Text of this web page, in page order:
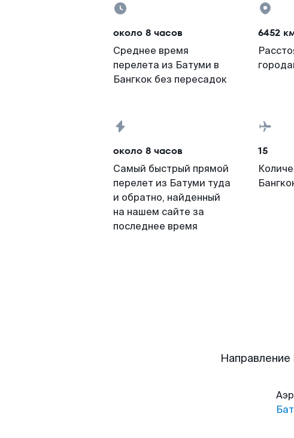
около 8 часов
Среднее время
перелета из Батуми в
Бангкок без пересадок
6452
около 8 часов
Самый быстрый прямой
перелет из Батуми туда
и обратно, найденный
на нашем сайте за
последнее время
15